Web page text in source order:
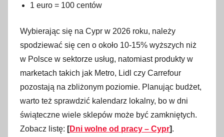
1 euro = 100 centów
Wybierając się na Cypr w 2026 roku, należy
spodziewać się cen o około 10-15% wyższych niż
w Polsce w sektorze usług, natomiast produkty w
marketach takich jak Metro, Lidl czy Carrefour
pozostają na zbliżonym poziomie. Planując budżet,
warto też sprawdzić kalendarz lokalny, bo w dni
świąteczne wiele sklepów może być zamkniętych.
Zobacz listę: [Dni wolne od pracy – Cypr].